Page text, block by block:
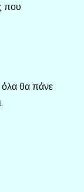
που
θα πάνε